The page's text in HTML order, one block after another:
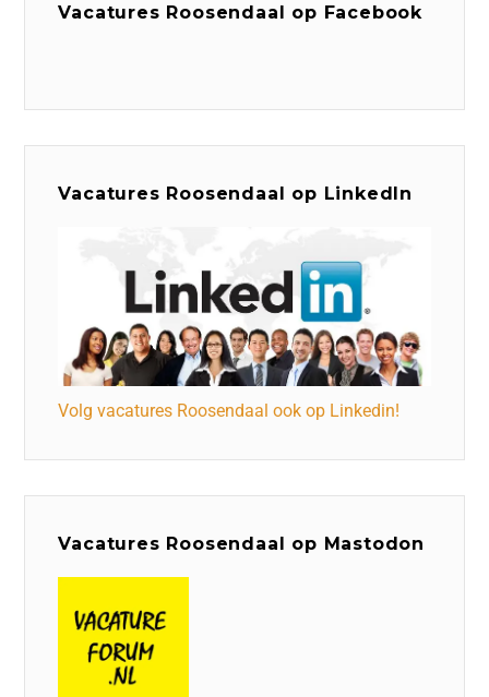
Vacatures Roosendaal op Facebook
Vacatures Roosendaal op LinkedIn
Volg vacatures Roosendaal ook op Linkedin!
Vacatures Roosendaal op Mastodon